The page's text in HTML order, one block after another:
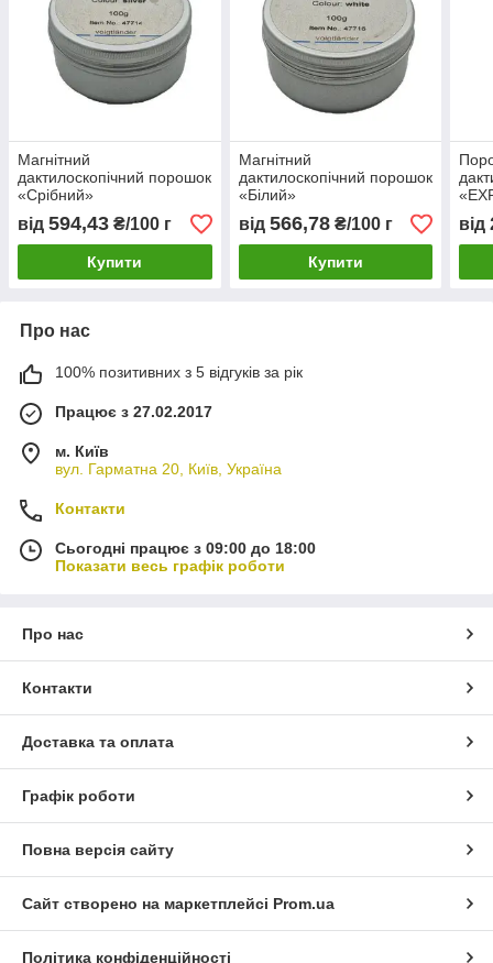
Магнітний
дактилоскопічний порошок
«Срібний»
від 594,43 ₴/100 г
Купити
Магнітний
дактилоскопічний порошок
«Білий»
від 566,78₴/100 г
Купити
від
Про нас
100% позитивних з 5 відгуків за рік
Працює з 27.02.2017
м. Київ
вул. Гарматна 20, Київ, Україна
Контакти
Сьогодні працює з 09:00 до 18:00
Показати весь графік роботи
Про нас
Контакти
Доставка та оплата
Графік роботи
Повна версія сайту
Сайт створено на маркетплейсі Prom.ua
Політика конфіденційності